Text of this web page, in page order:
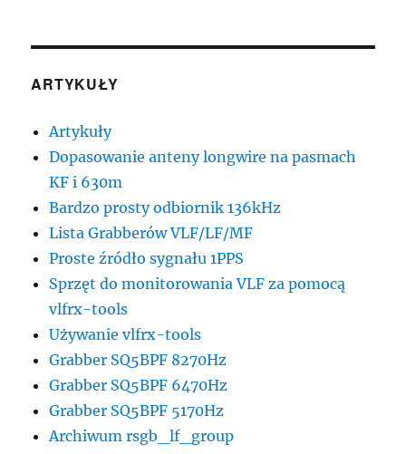
ARTYKUŁY
Artykuły
Dopasowanie anteny longwire na pasmach
KF i 630m
Bardzo prosty odbiornik 136kHz
Lista Grabberów VLF/LF/MF
Proste źródło sygnału 1PPS
Sprzęt do monitorowania VLF za pomocą
vlfrx-tools
Używanie vlfrx-tools
Grabber SQ5BPF 8270Hz
Grabber SQ5BPF 6470Hz
Grabber SQ5BPF 5170Hz
Archiwum rsgb_lf_group